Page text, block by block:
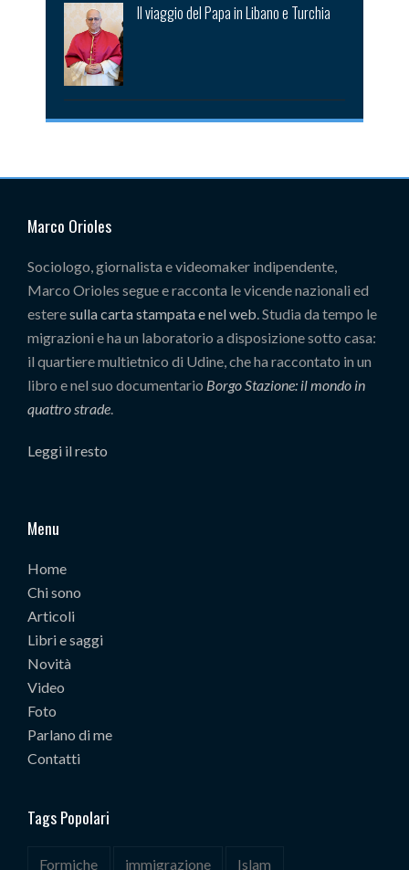
Il viaggio del Papa in Libano e Turchia
Marco Orioles
Sociologo, giornalista e videomaker indipendente,
Marco Orioles segue e racconta le vicende nazionali ed
esteresulla carta stampata e nel web . Studia da tempo le
migrazioni e ha un laboratorio a disposizione sotto casa:
il quartiere multietnico di Udine, che ha raccontato in un
libro e nel suo documentario Borgo Stazione: il mondo in
quattro strade
Leggi il resto
Menu
Home
Chi sono
Articoli
Libri e saggi
Novità
Video
Foto
Parlano di me
Contatti
Tags Popolari
Formiche immigrazione Islam